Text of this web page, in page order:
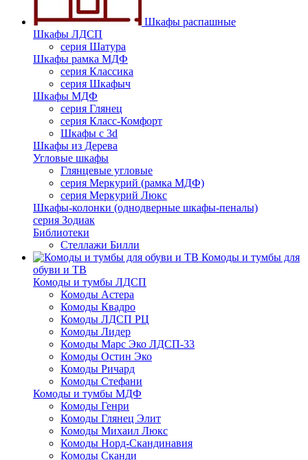
Шкафы распашные
Шкафы ЛДСП
серия Шатура
Шкафы рамка МДФ
серия Классика
серия Шкафыч
Шкафы МДФ
серия Глянец
серия Класс-Комфорт
Шкафы с 3d
Шкафы из Дерева
Угловые шкафы
Глянцевые угловые
серия Меркурий (рамка МДФ)
серия Меркурий Люкс
Шкафы-колонки (однодверные шкафы-пеналы)
серия Зодиак
Библиотеки
Стеллажи Билли
Комоды и тумбы для
обуви и ТВ
Комоды и тумбы ЛДСП
Комоды Астера
Комоды Квадро
Комоды ЛДСП РЦ
Комоды Лидер
Комоды Марс Эко ЛДСП-33
Комоды Остин Эко
Комоды Ричард
Комоды Стефани
Комоды и тумбы МДФ
Комоды Генри
Комоды Глянец Элит
Комоды Михаил Люкс
Комоды Норд-Скандинавия
Комоды Сканди